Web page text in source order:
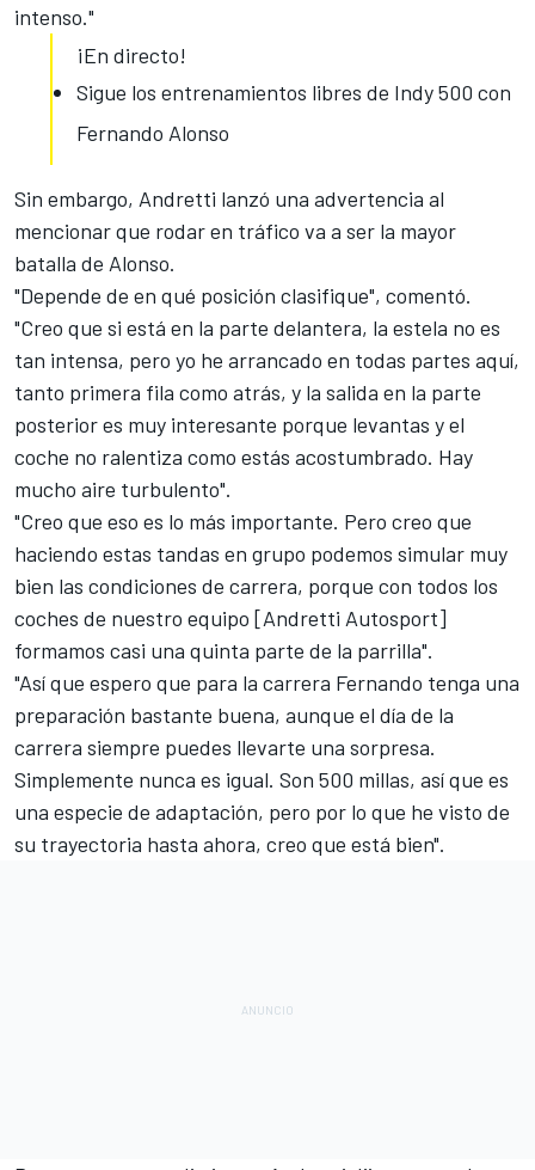
intenso."
¡En directo!
Sigue los entrenamientos libres de Indy 500 con
Fernando Alonso
Sin embargo, Andretti lanzó una advertencia al
mencionar que rodar en tráfico va a ser la mayor
batalla de Alonso.
"Depende de en qué posición clasifique", comentó.
"Creo que si está en la parte delantera, la estela no es
tan intensa, pero yo he arrancado en todas partes aquí,
tanto primera fila como atrás, y la salida en la parte
posterior es muy interesante porque levantas y el
coche no ralentiza como estás acostumbrado. Hay
mucho aire turbulento".
"Creo que eso es lo más importante. Pero creo que
haciendo estas tandas en grupo podemos simular muy
bien las condiciones de carrera, porque con todos los
coches de nuestro equipo [Andretti Autosport]
formamos casi una quinta parte de la parrilla".
"Así que espero que para la carrera Fernando tenga una
preparación bastante buena, aunque el día de la
carrera siempre puedes llevarte una sorpresa.
Simplemente nunca es igual. Son 500 millas, así que es
una especie de adaptación, pero por lo que he visto de
su trayectoria hasta ahora, creo que está bien".